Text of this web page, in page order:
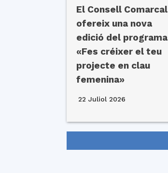
El Consell Comarcal
ofereix una nova
edició del programa
«Fes créixer el teu
projecte en clau
femenina»
22 Juliol 2026